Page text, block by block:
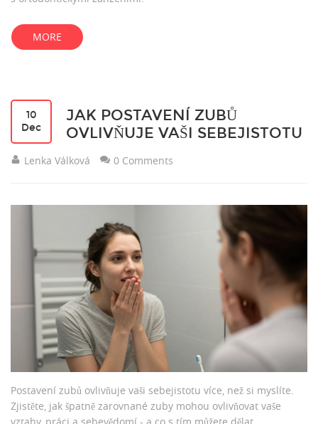
MORE
10
Dec
JAK POSTAVENÍ ZUBŮ
OVLIVŇUJE VAŠI SEBEJISTOTU
Lenka Válková 0 Comments
Postavení zubů ovlivňuje vaši sebejistotu více, než si myslíte.
Zjistěte, jak špatně zarovnané zuby mohou ovlivňovat vaše